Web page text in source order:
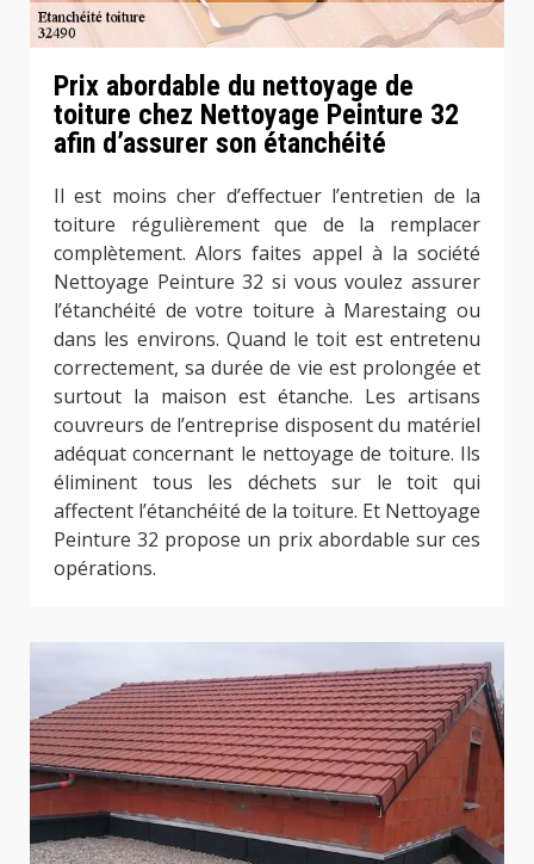
Prix abordable du nettoyage de
toiture chez Nettoyage Peinture 32
afin d’assurer son étanchéité
Il est moins cher d’effectuer l’entretien de la
toiture régulièrement que de la remplacer
complètement. Alors faites appel à la société
Nettoyage Peinture 32 si vous voulez assurer
l’étanchéité de votre toiture à Marestaing ou
dans les environs. Quand le toit est entretenu
correctement, sa durée de vie est prolongée et
surtout la maison est étanche. Les artisans
couvreurs de l’entreprise disposent du matériel
adéquat concernant le nettoyage de toiture. Ils
éliminent tous les déchets sur le toit qui
affectent l’étanchéité de la toiture. Et Nettoyage
Peinture 32 propose un prix abordable sur ces
opérations.